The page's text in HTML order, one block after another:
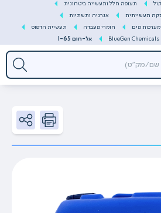
תעופה חלל ותעשייה ביטחונית
תעשייתית
אנרגיה ותשתיות
מים חומרי מעבדה
תעשיית הדפוס
BlueGen Chemicals אל-חום 65-I